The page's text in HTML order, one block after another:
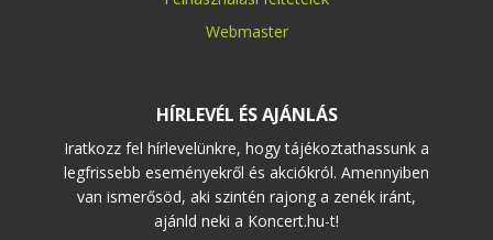
Webmaster
HÍRLEVÉL ÉS AJÁNLÁS
Iratkozz fel hírlevelünkre, hogy tájékoztathassunk a
legfrissebb eseményekről és akciókról. Amennyiben
van ismerősöd, aki szintén rajong a zenék iránt,
ajánld neki a Koncert.hu-t!